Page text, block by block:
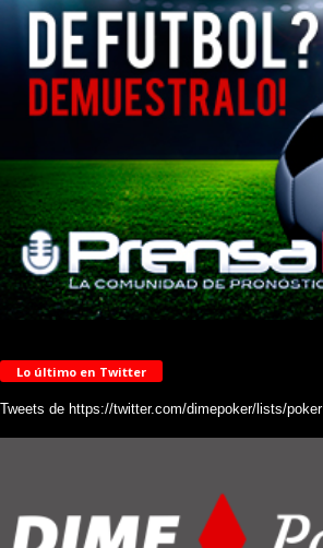
Lo último en Twitter
Tweets de https://twitter.com/dimepoker/lists/poker